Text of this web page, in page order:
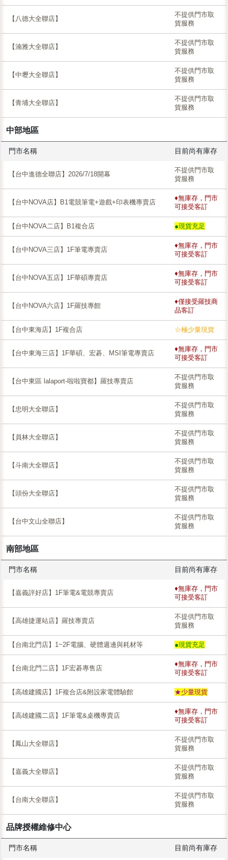
【八德大全聯店】
不提供門市取
貨服務
【湳雅大全聯店】
不提供門市取
貨服務
【中壢大全聯店】
不提供門市取
貨服務
【青埔大全聯店】
不提供門市取
貨服務
中部地區
門市名稱 目前尚有庫存
【台中進德全聯店】2026/7/18開幕
不提供門市取
貨服務
【台中NOVA店】B1電競筆電+遊戲+印表機專賣店
♦無庫存，門市
可接受客訂
【台中NOVA二店】B1複合店 ●現貨充足
【台中NOVA三店】1F筆電專賣店
♦無庫存，門市
可接受客訂
【台中NOVA五店】1F華碩專賣店
♦無庫存，門市
可接受客訂
【台中NOVA六店】1F羅技專館
♦僅接受羅技商
品客訂
【台中東海店】1F複合店 ☆極少量現貨
【台中東海三店】1F華碩、宏碁、MSI筆電專賣店
♦無庫存，門市
可接受客訂
【台中東區 lalaport-啦啦寶都】羅技專賣店
不提供門市取
貨服務
【忠明大全聯店】
不提供門市取
貨服務
【員林大全聯店】
不提供門市取
貨服務
【斗南大全聯店】
不提供門市取
貨服務
【頭份大全聯店】
不提供門市取
貨服務
【台中文山全聯店】
不提供門市取
貨服務
南部地區
門市名稱 目前尚有庫存
【嘉義評好店】1F筆電&電競專賣店
♦無庫存，門市
可接受客訂
【高雄捷運站店】羅技專賣店
不提供門市取
貨服務
【台南北門店】1~2F電腦、硬體週邊與耗材等 ●現貨充足
【台南北門二店】1F宏碁專售店
♦無庫存，門市
可接受客訂
【高雄建國店】1F複合店&附設家電體驗館 ★少量現貨
【高雄建國二店】1F筆電&桌機專賣店
♦無庫存，門市
可接受客訂
【鳳山大全聯店】
不提供門市取
貨服務
【嘉義大全聯店】
不提供門市取
貨服務
【台南大全聯店】
不提供門市取
貨服務
品牌授權維修中心
門市名稱 目前尚有庫存